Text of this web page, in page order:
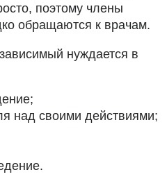
поэтому члены
обращаются к врачам.
нуждается в
над своими действиями;